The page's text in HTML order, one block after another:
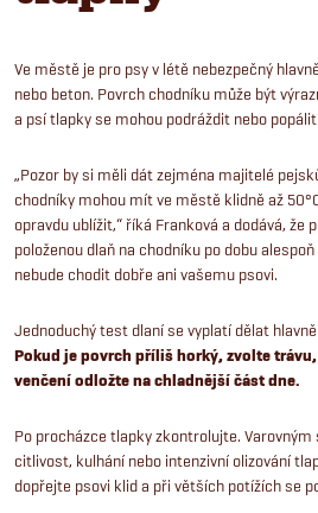
Ve městě je pro psy v létě nebezpečný
nebo beton. Povrch chodníku může být
a psí tlapky se mohou podráždit nebo popálit.
„Pozor by si měli dát zejména majitelé
chodníky mohou mít ve městě klidně až
opravdu ublížit,“ říká Franková a dodává, že
položenou dlaň na chodníku po dobu
nebude chodit dobře ani vašemu psovi.
Jednoduchý test dlaní se vyplatí dělat
Pokud je povrch příliš horký, zvolte
venčení odložte na chladnější část dne.
Po procházce tlapky zkontrolujte.
citlivost, kulhání nebo intenzivní olizování
dopřejte psovi klid a při větších potížích se